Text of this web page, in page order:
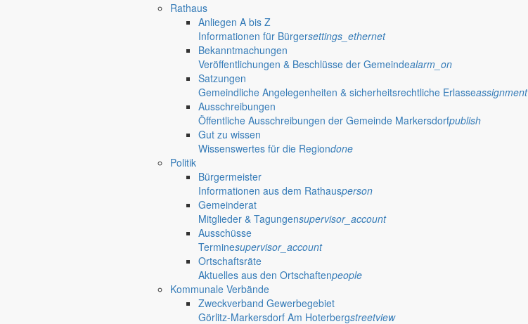
Rathaus
Anliegen A bis Z
Informationen für Bürgersettings_ethernet
Bekanntmachungen
Veröffentlichungen & Beschlüsse der Gemeindealarm_on
Satzungen
Gemeindliche Angelegenheiten & sicherheitsrechtliche Erlasseassignment
Ausschreibungen
Öffentliche Ausschreibungen der Gemeinde Markersdorfpublish
Gut zu wissen
Wissenswertes für die Regiondone
Politik
Bürgermeister
Informationen aus dem Rathausperson
Gemeinderat
Mitglieder & Tagungensupervisor_account
Ausschüsse
Terminesupervisor_account
Ortschaftsräte
Aktuelles aus den Ortschaftenpeople
Kommunale Verbände
Zweckverband Gewerbegebiet
Görlitz-Markersdorf Am Hoterbergstreetview